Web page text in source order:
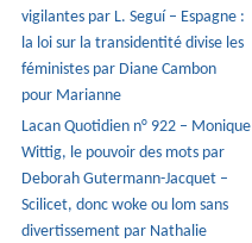
vigilantes par L. Seguí – Espagne :
la loi sur la transidentité divise les
féministes par Diane Cambon
pour Marianne
Lacan Quotidien n° 922 – Monique
Wittig, le pouvoir des mots par
Deborah Gutermann-Jacquet –
Scilicet, donc woke ou lom sans
divertissement par Nathalie